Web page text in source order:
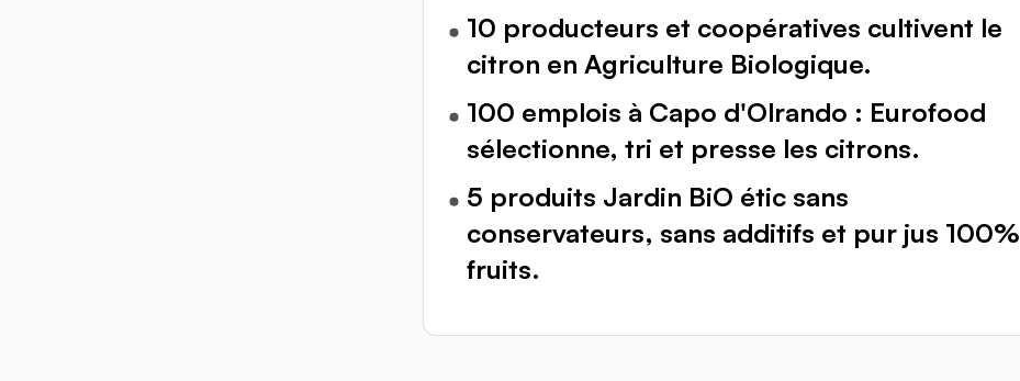
10 producteurs et coopératives cultivent le
citron en Agriculture Biologique.
100 emplois à Capo d'Olrando : Eurofood
sélectionne, tri et presse les citrons.
5 produits Jardin BiO étic sans
conservateurs, sans additifs et pur jus 100%
fruits.